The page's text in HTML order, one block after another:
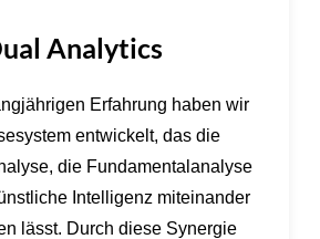
Analytics
Erfahrung haben wir
entwickelt, das die
die Fundamentalanalyse
Intelligenz miteinander
lässt. Durch diese Synergie